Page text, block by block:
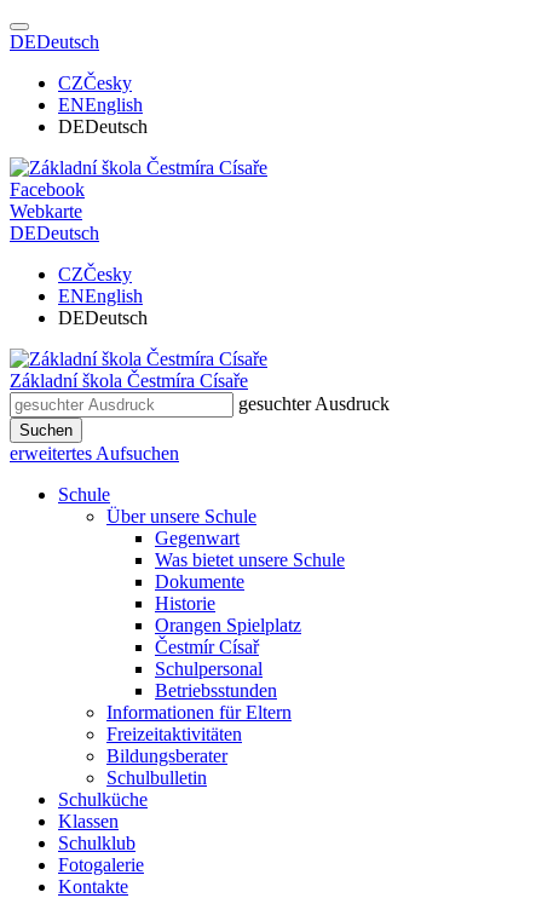
DEDeutsch
CZČesky
ENEnglish
DEDeutsch
Facebook
Webkarte
DEDeutsch
CZČesky
ENEnglish
DEDeutsch
Základní škola Čestmíra Císaře
gesuchter Ausdruck
Suchen
erweitertes Aufsuchen
Schule
Über unsere Schule
Gegenwart
Was bietet unsere Schule
Dokumente
Historie
Orangen Spielplatz
Čestmír Císař
Schulpersonal
Betriebsstunden
Informationen für Eltern
Freizeitaktivitäten
Bildungsberater
Schulbulletin
Schulküche
Klassen
Schulklub
Fotogalerie
Kontakte